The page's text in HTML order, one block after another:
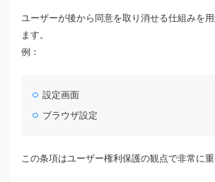
ユーザーが後から同意を取り消せる仕組みを
ます。
例：
設定画面
ブラウザ設定
この条項はユーザー権利保護の観点で非常に重